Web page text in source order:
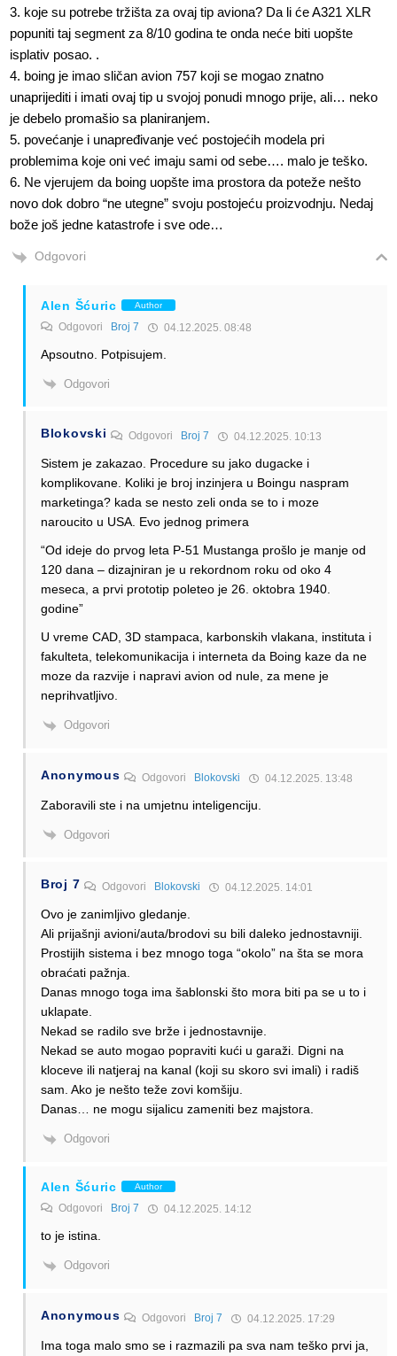
3. koje su potrebe tržišta za ovaj tip aviona? Da li će A321 XLR
popuniti taj segment za 8/10 godina te onda neće biti uopšte
isplativ posao. .
4. boing je imao sličan avion 757 koji se mogao znatno
unaprijediti i imati ovaj tip u svojoj ponudi mnogo prije, ali… neko
je debelo promašio sa planiranjem.
5. povećanje i unapređivanje već postojećih modela pri
problemima koje oni već imaju sami od sebe…. malo je teško.
6. Ne vjerujem da boing uopšte ima prostora da poteže nešto
novo dok dobro “ne utegne” svoju postojeću proizvodnju. Nedaj
bože još jedne katastrofe i sve ode…
Odgovori
Alen Šćuric Author
Odgovori Broj 7 04.12.2025. 08:48
Apsoutno. Potpisujem.
Odgovori
Blokovski Odgovori Broj 7 04.12.2025. 10:13
Sistem je zakazao. Procedure su jako dugacke i
komplikovane. Koliki je broj inzinjera u Boingu naspram
marketinga? kada se nesto zeli onda se to i moze
naroucito u USA. Evo jednog primera
“Od ideje do prvog leta P-51 Mustanga prošlo je manje od
120 dana – dizajniran je u rekordnom roku od oko 4
meseca, a prvi prototip poleteo je 26. oktobra 1940.
godine”
U vreme CAD, 3D stampaca, karbonskih vlakana, instituta i
fakulteta, telekomunikacija i interneta da Boing kaze da ne
moze da razvije i napravi avion od nule, za mene je
neprihvatljivo.
Odgovori
Anonymous Odgovori Blokovski 04.12.2025. 13:48
Zaboravili ste i na umjetnu inteligenciju.
Odgovori
Broj 7 Odgovori Blokovski 04.12.2025. 14:01
Ovo je zanimljivo gledanje.
Ali prijašnji avioni/auta/brodovi su bili daleko jednostavniji.
Prostijih sistema i bez mnogo toga “okolo” na šta se mora
obraćati pažnja.
Danas mnogo toga ima šablonski što mora biti pa se u to i
uklapate.
Nekad se radilo sve brže i jednostavnije.
Nekad se auto mogao popraviti kući u garaži. Digni na
kloceve ili natjeraj na kanal (koji su skoro svi imali) i radiš
sam. Ako je nešto teže zovi komšiju.
Danas… ne mogu sijalicu zameniti bez majstora.
Odgovori
Alen Šćuric Author
Odgovori Broj 7 04.12.2025. 14:12
to je istina.
Odgovori
Anonymous Odgovori Broj 7 04.12.2025. 17:29
Ima toga malo smo se i razmazili pa sva nam teško prvi ja,